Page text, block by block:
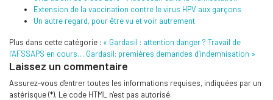
Extension de la vaccination contre le virus HPV aux garçons
Un autre regard, pour être vu et voir autrement
Plus dans cette catégorie : « Gardasil : attention danger ? Travail de
l’AFSSAPS en cours… Gardasil: premières demandes d’indemnisation »
Laissez un commentaire
Assurez-vous d'entrer toutes les informations requises, indiquées par un
astérisque (*). Le code HTML n'est pas autorisé.